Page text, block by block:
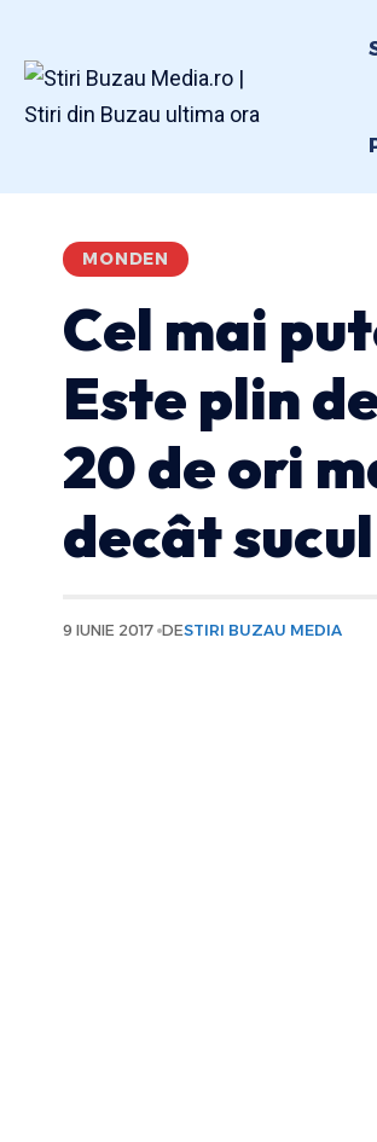
MONDEN
Cel mai
Este plin
20 de ori
decât
9 IUNIE 2017 DESTIRI BUZAU MEDIA